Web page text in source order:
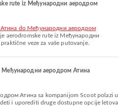
rute iz Међународни аеродром
aerodromske rute iz Међународни
veze za vaše putovanje.
Међународни аеродром Атина
i uporediti druge dostupne opcije letova